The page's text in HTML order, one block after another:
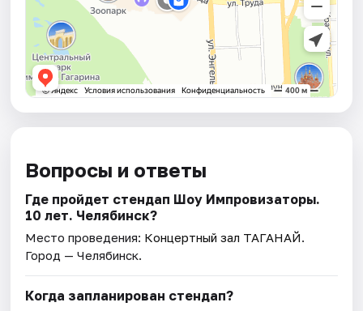
Вопросы и ответы
Где пройдет стендап Шоу Импровизаторы.
10 лет. Челябинск?
Место проведения: Концертный зал ТАГАНАЙ.
Город — Челябинск.
Когда запланирован стендап?